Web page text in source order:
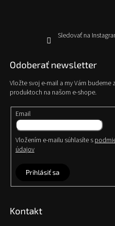
Sledovať na
Odoberať newsletter
Vložte svoj e-mail a my Vám
produktoch na našom e-shope.
Email
Vložením e-mailu súhlasíte s
údajov
Prihlásiť sa
Kontakt